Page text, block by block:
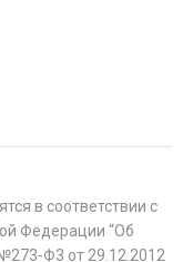
в соответствии с
Федерации “Об
Ф3 от 29.12.2012